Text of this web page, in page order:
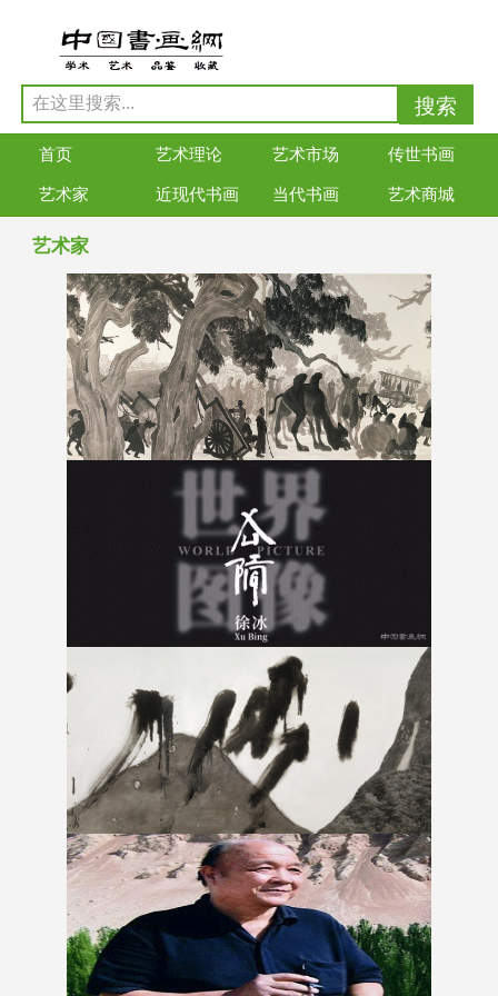
首页 艺术理论 艺术市场 传世书画
艺术家 近现代书画 当代书画 艺术商城
艺术家